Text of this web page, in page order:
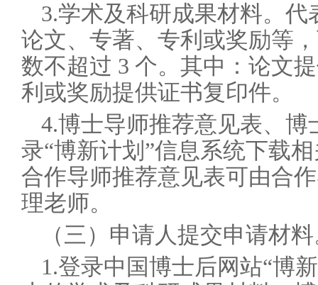
3.学术及科研成果材料。
论文、专著、专利或奖励等
数不超过 3 个。其中：论文
利或奖励提供证书复印件。
4.博士导师推荐意见表、
录“博新计划”信息系统下载
合作导师推荐意见表可由合
理老师。
（三）申请人提交申请材
1.登录中国博士后网站“博